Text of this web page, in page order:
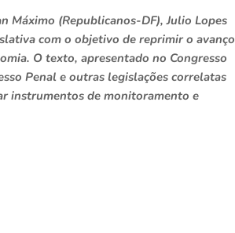
Máximo (Republicanos-DF), Julio Lopes
com o objetivo de reprimir o avanço
O texto, apresentado no Congresso
Penal e outras legislações correlatas
instrumentos de monitoramento e